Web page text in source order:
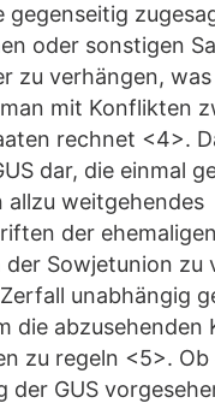
gegenseitig
oder sonstigen
zu verhängen,
mit Konflikten
rechnet <4>.
dar, die einmal
allzu weitgehendes
der ehemaligen
der Sowjetunion zu
unabhängig
die abzusehenden
zu regeln <5>. Ob
der GUS